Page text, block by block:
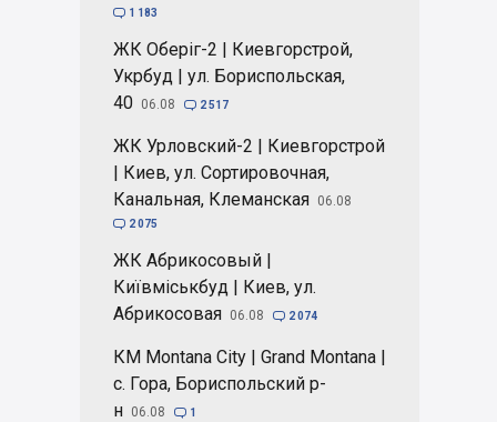
 1 183
ЖК Оберіг-2 | Киевгорстрой,
Укрбуд | ул. Бориспольская,
40 06.08  2 517
ЖК Урловский-2 | Киевгорстрой
| Киев, ул. Сортировочная,
Канальная, Клеманская 06.08
 2 075
ЖК Абрикосовый |
Київміськбуд | Киев, ул.
Абрикосовая 06.08  2 074
КМ Montana City | Grand Montana |
с. Гора, Бориспольский р-
н 06.08  1